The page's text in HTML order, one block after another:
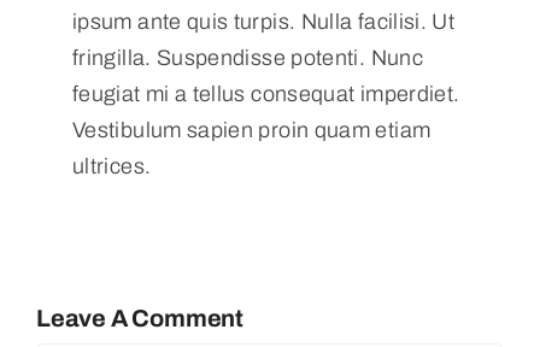
ipsum ante quis turpis. Nulla facilisi. Ut
fringilla. Suspendisse potenti. Nunc
feugiat mi a tellus consequat imperdiet.
Vestibulum sapien proin quam etiam
ultrices.
Leave A Comment